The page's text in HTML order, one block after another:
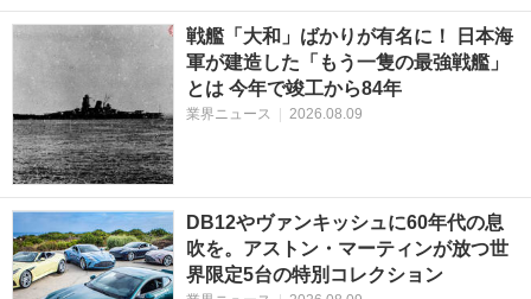
戦艦「大和」ばかりが有名に！ 日本海
軍が建造した「もう一隻の最強戦艦」
とは 今年で竣工から84年
業界ニュース | 2026.08.09
DB12やヴァンキッシュに60年代の息
吹を。アストン・マーティンが放つ世
界限定5台の特別コレクション